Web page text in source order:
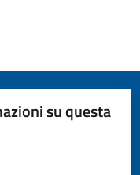
su questa